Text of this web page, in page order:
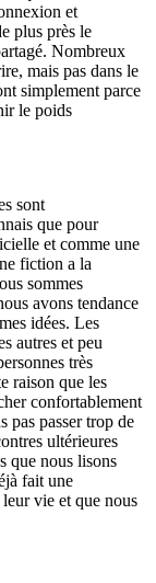
et
plus près le
Nombreux
mais pas dans le
simplement parce
le poids
sont
que pour
et comme une
fiction a la
sommes
avons tendance
idées. Les
autres et peu
très
raison que les
confortablement
pas passer trop de
ultérieures
que nous lisons
fait une
vie et que nous